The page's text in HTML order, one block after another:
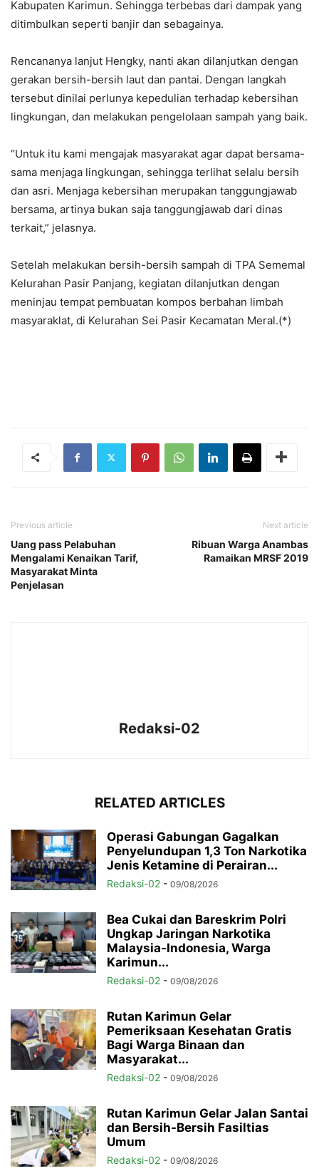
Kabupaten Karimun. Sehingga terbebas dari dampak yang
ditimbulkan seperti banjir dan sebagainya.
Rencananya lanjut Hengky, nanti akan dilanjutkan dengan
gerakan bersih-bersih laut dan pantai. Dengan langkah
tersebut dinilai perlunya kepedulian terhadap kebersihan
lingkungan, dan melakukan pengelolaan sampah yang baik.
“Untuk itu kami mengajak masyarakat agar dapat bersama-
sama menjaga lingkungan, sehingga terlihat selalu bersih
dan asri. Menjaga kebersihan merupakan tanggungjawab
bersama, artinya bukan saja tanggungjawab dari dinas
terkait,” jelasnya.
Setelah melakukan bersih-bersih sampah di TPA Sememal
Kelurahan Pasir Panjang, kegiatan dilanjutkan dengan
meninjau tempat pembuatan kompos berbahan limbah
masyaraklat, di Kelurahan Sei Pasir Kecamatan Meral.(*)
Previous article
Uang pass Pelabuhan
Mengalami Kenaikan Tarif,
Masyarakat Minta
Penjelasan
Next article
Ribuan Warga Anambas
Ramaikan MRSF 2019
Redaksi-02
RELATED ARTICLES
Operasi Gabungan Gagalkan
Penyelundupan 1,3 Ton Narkotika
Jenis Ketamine di Perairan...
Redaksi-02 - 09/08/2026
Bea Cukai dan Bareskrim Polri
Ungkap Jaringan Narkotika
Malaysia-Indonesia, Warga
Karimun...
Redaksi-02 - 09/08/2026
Rutan Karimun Gelar
Pemeriksaan Kesehatan Gratis
Bagi Warga Binaan dan
Masyarakat...
Redaksi-02 - 09/08/2026
Rutan Karimun Gelar Jalan Santai
dan Bersih-Bersih Fasiltias
Umum
Redaksi-02 - 09/08/2026